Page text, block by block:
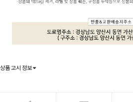
상품 고시 정보